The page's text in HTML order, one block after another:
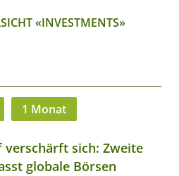
«INVESTMENTS»
1 Monat
verschärft sich: Zweite
globale Börsen